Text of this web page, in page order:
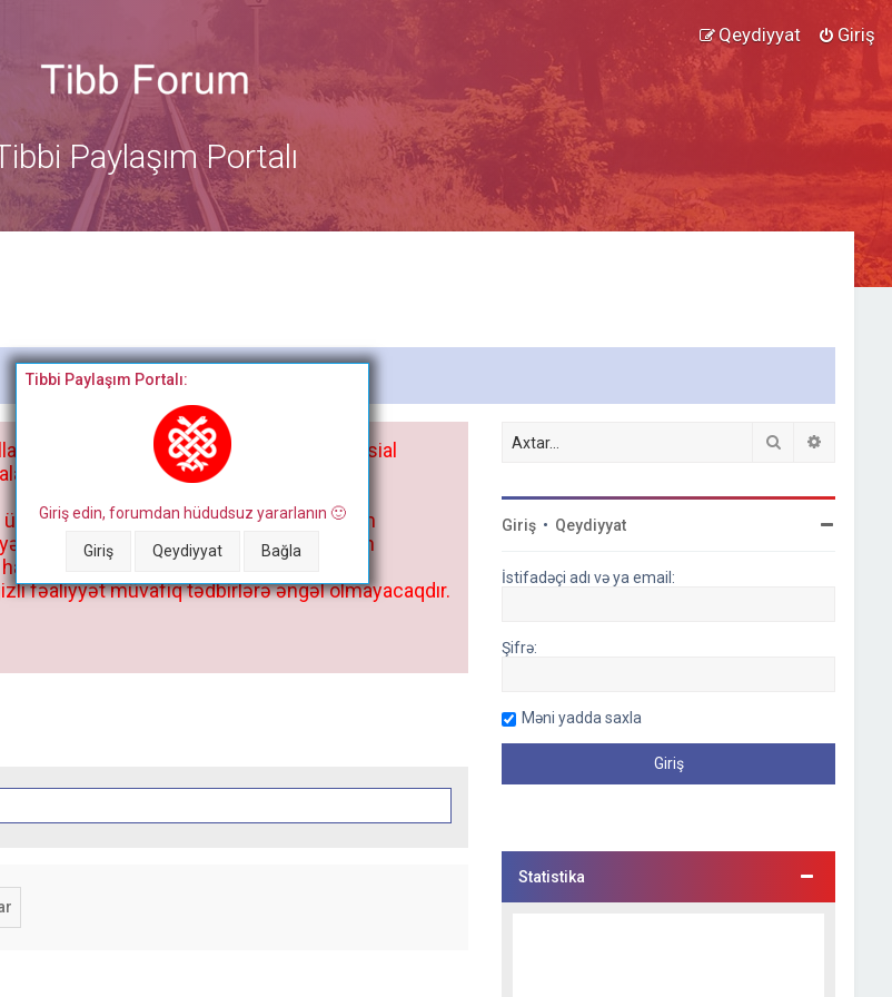
Giriş
Qeydiyyat
Paylaşım Portalı
Bitdi
Tibbi Paylaşım Portalı:
Giriş edin, forumdan hüdudsuz yararlanın 🙂
Giriş Qeydiyyat Bağla
istisnasız heç bir qrupda, saytda və sosial
ilə mütləq tanış olun:
deyil, kənar niyyətlər, xüsusi proqram
cəhd göstərənlərin və istifadə edənlərin
bütün müvafiq tədbirlər böyük
fəaliyyət müvafiq tədbirlərə əngəl olmayacaqdır.
Axtar
Giriş • Qeydiyyat
İstifadəçi adı və ya email:
Şifrə:
Məni yadda saxla
Statistika